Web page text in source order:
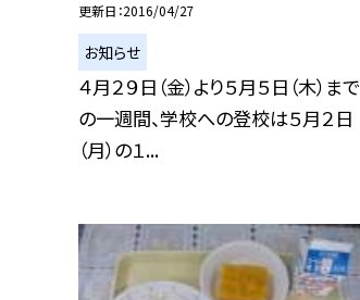
更新日 2016/04/27
お知らせ
４月２９日（金）より５月５日（木）まで
の一週間、学校への登校は５月２日
（月）の１...